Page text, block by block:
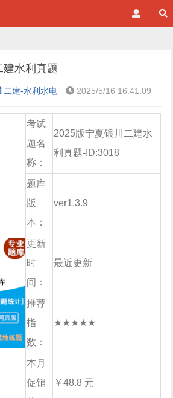
建水利真题
二建-水利水电 2025/5/16 16:41:09
考试
题名
称：
2025版宁夏银川二建水
利真题-ID:3018
题库
版
本：
ver1.3.9
更新
时
间：
最近更新
推荐
指
数：
★★★★★
本月
促销
￥48.8 元